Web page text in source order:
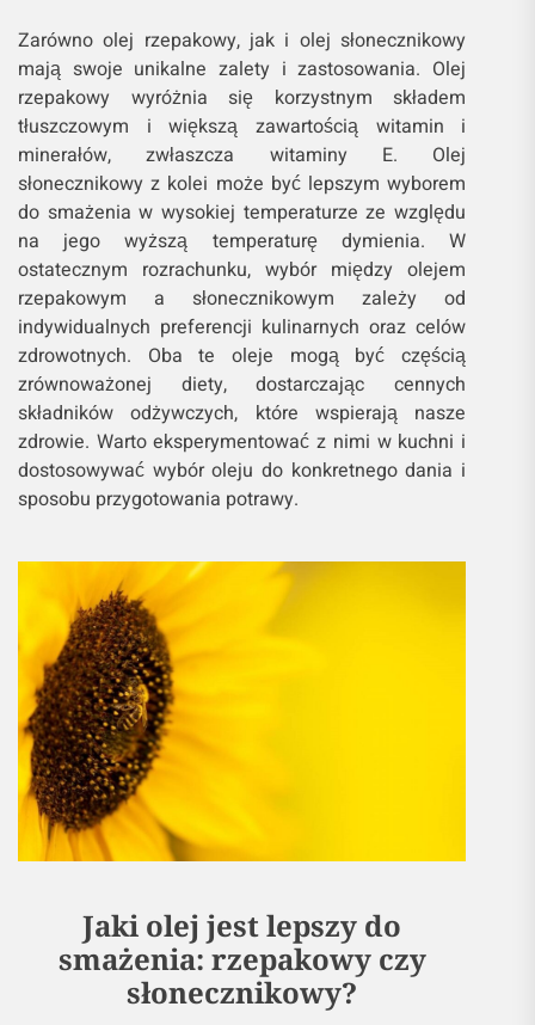
Zarówno olej rzepakowy, jak i olej słonecznikowy
mają swoje unikalne zalety i zastosowania. Olej
rzepakowy wyróżnia się korzystnym składem
tłuszczowym i większą zawartością witamin i
minerałów, zwłaszcza witaminy E. Olej
słonecznikowy z kolei może być lepszym wyborem
do smażenia w wysokiej temperaturze ze względu
na jego wyższą temperaturę dymienia. W
ostatecznym rozrachunku, wybór między olejem
rzepakowym a słonecznikowym zależy od
indywidualnych preferencji kulinarnych oraz celów
zdrowotnych. Oba te oleje mogą być częścią
zrównoważonej diety, dostarczając cennych
składników odżywczych, które wspierają nasze
zdrowie. Warto eksperymentować z nimi w kuchni i
dostosowywać wybór oleju do konkretnego dania i
sposobu przygotowania potrawy.
Jaki olej jest lepszy do
smażenia: rzepakowy czy
słonecznikowy?